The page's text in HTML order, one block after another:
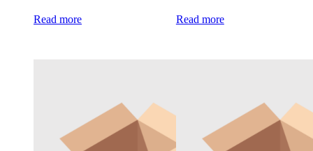
Read more Read more